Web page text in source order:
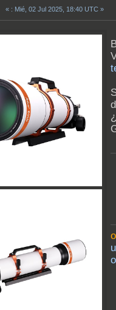
« : Mié, 02 Jul 2025, 18:40 UTC »